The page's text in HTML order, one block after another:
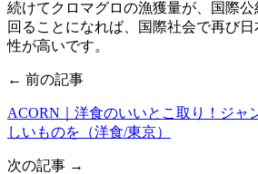
続けてクロマグロの漁獲量が、国際
回ることになれば、国際社会で再び
性が高いです。
← 前の記事
ACORN｜洋食のいいとこ取り！ジャ
しいものを（洋食/東京）
次の記事 →